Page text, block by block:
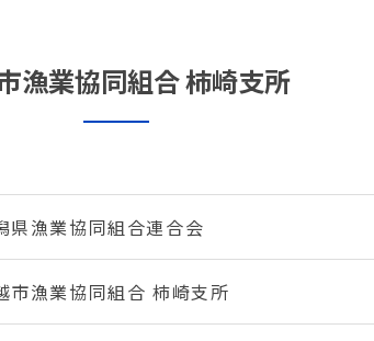
漁業協同組合 柿崎支所
県漁業協同組合連合会
市漁業協同組合 柿崎支所